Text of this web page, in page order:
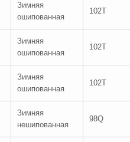
Зимняя
ошипованная
102T
Зимняя
ошипованная
102T
Зимняя
ошипованная
102T
Зимняя
нешипованная
98Q